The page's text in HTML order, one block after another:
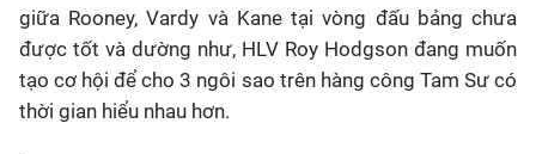
Thể thao Điện tử
Các môn khác
giữa Rooney, Vardy và Kane tại vòng đấu bảng chưa
được tốt và dường như, HLV Roy Hodgson đang muốn
tạo cơ hội để cho 3 ngôi sao trên hàng công Tam Sư có
thời gian hiểu nhau hơn.